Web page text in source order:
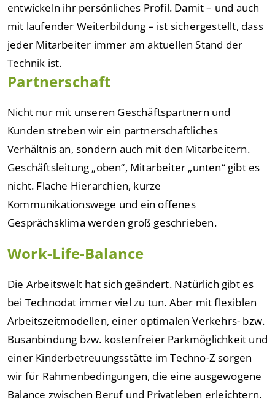
entwickeln ihr persönliches Profil. Damit – und auch
mit laufender Weiterbildung – ist sichergestellt, dass
jeder Mitarbeiter immer am aktuellen Stand der
Technik ist.
Partnerschaft
Nicht nur mit unseren Geschäftspartnern und
Kunden streben wir ein partnerschaftliches
Verhältnis an, sondern auch mit den Mitarbeitern.
Geschäftsleitung „oben“, Mitarbeiter „unten“ gibt es
nicht. Flache Hierarchien, kurze
Kommunikationswege und ein offenes
Gesprächsklima werden groß geschrieben.
Work-Life-Balance
Die Arbeitswelt hat sich geändert. Natürlich gibt es
bei Technodat immer viel zu tun. Aber mit flexiblen
Arbeitszeitmodellen, einer optimalen Verkehrs- bzw.
Busanbindung bzw. kostenfreier Parkmöglichkeit und
einer Kinderbetreuungsstätte im Techno-Z sorgen
wir für Rahmenbedingungen, die eine ausgewogene
Balance zwischen Beruf und Privatleben erleichtern.